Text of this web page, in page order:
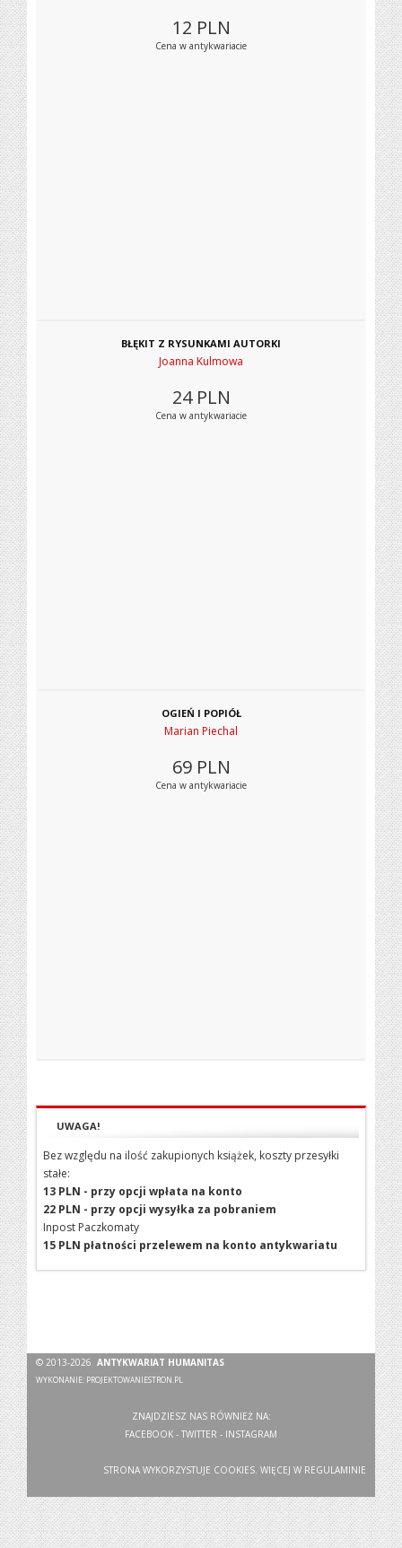
12 PLN
Cena w antykwariacie
BŁĘKIT Z RYSUNKAMI AUTORKI
Joanna Kulmowa
24 PLN
Cena w antykwariacie
OGIEŃ I POPIÓŁ
Marian Piechal
69 PLN
Cena w antykwariacie
UWAGA!
Bez względu na ilość zakupionych książek, koszty przesyłki
stałe:
13 PLN - przy opcji wpłata na konto
22 PLN - przy opcji wysyłka za pobraniem
Inpost Paczkomaty
15 PLN płatności przelewem na konto antykwariatu
© 2013-2026ANTYKWARIAT HUMANITAS
WYKONANIE: PROJEKTOWANIESTRON.PL
ZNAJDZIESZ NAS RÓWNIEŻ NA:
FACEBOOK - TWITTER - INSTAGRAM
STRONA WYKORZYSTUJE COOKIES. WIĘCEJ W REGULAMINIE